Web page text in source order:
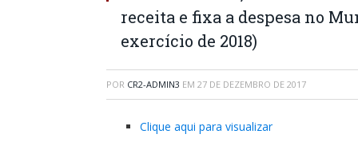
receita e fixa a despesa no
exercício de 2018)
POR CR2-ADMIN3 EM 27 DE DEZEMBRO DE 2017
Clique aqui para visualizar